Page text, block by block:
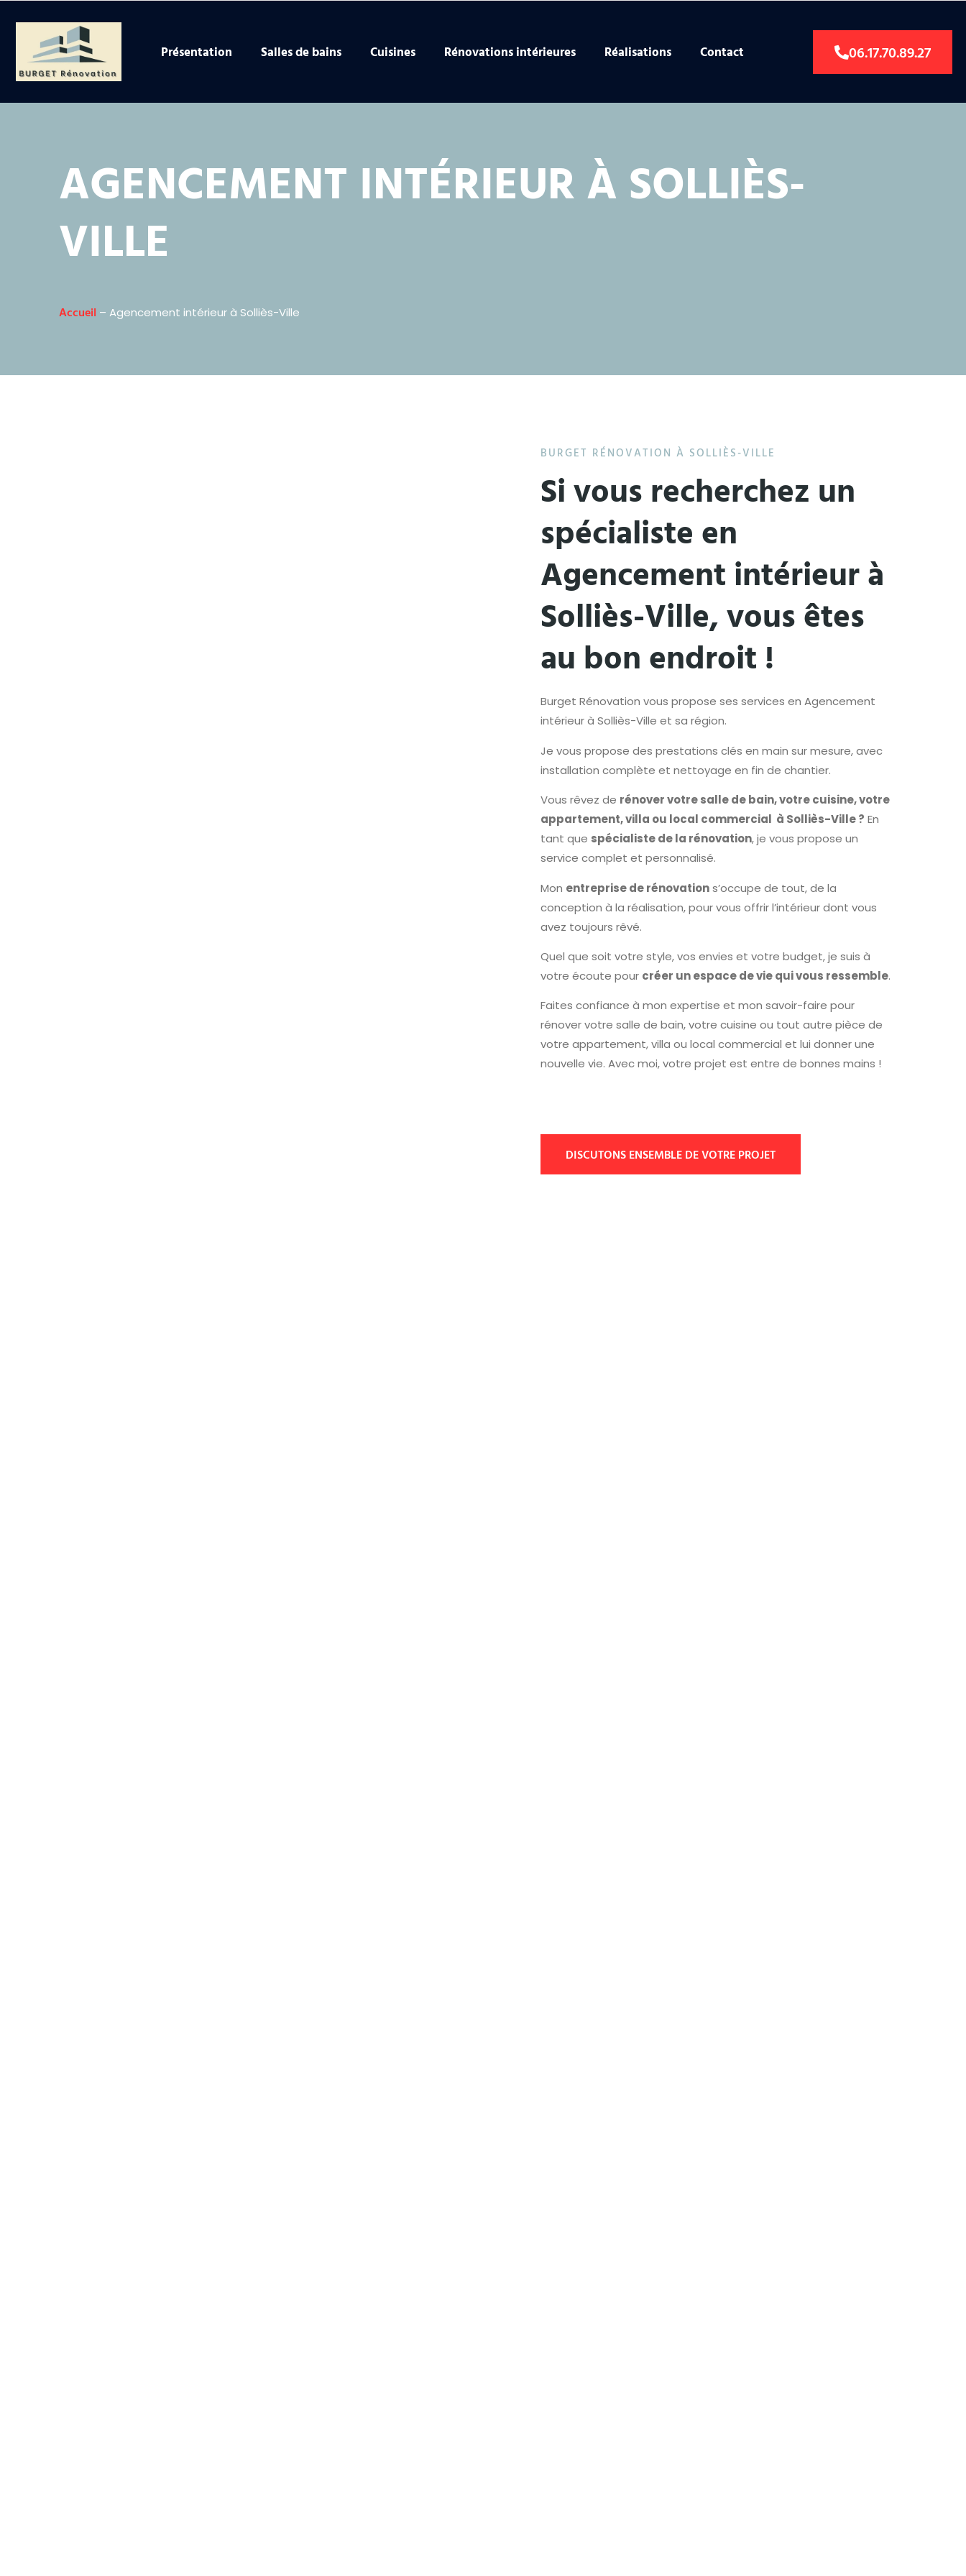
Présentation Salles de bains Cuisines Rénovations intérieures Réalisations Contact 06.17.70.89.27
AGENCEMENT INTÉRIEUR À SOLLIÈS-
VILLE
Accueil – Agencement intérieur à Solliès-Ville
BURGET RÉNOVATION À SOLLIÈS-VILLE
Si vous recherchez un
spécialiste en
Agencement intérieur à
Solliès-Ville, vous êtes
au bon endroit !
Burget Rénovation vous propose ses services en Agencement
intérieur à Solliès-Ville et sa région.
Je vous propose des prestations clés en main sur mesure, avec
installation complète et nettoyage en fin de chantier.
Vous rêvez de rénover votre salle de bain, votre cuisine, votre
appartement, villa ou local commercial à Solliès-Ville ? En
tant que spécialiste de la rénovation, je vous propose un
service complet et personnalisé.
Mon entreprise de rénovations’occupe de tout, de la
conception à la réalisation, pour vous offrir l’intérieur dont vous
avez toujours rêvé.
Quel que soit votre style, vos envies et votre budget, je suis à
votre écoute pour créer un espace de vie qui vous ressemble.
Faites confiance à mon expertise et mon savoir-faire pour
rénover votre salle de bain, votre cuisine ou tout autre pièce de
votre appartement, villa ou local commercial et lui donner une
nouvelle vie. Avec moi, votre projet est entre de bonnes mains !
DISCUTONS ENSEMBLE DE VOTRE PROJET